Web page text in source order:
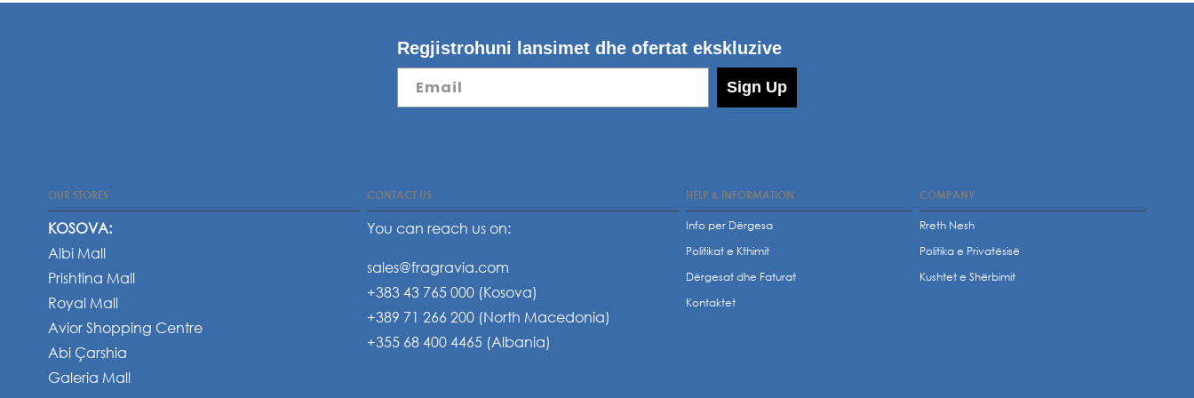
Regjistrohuni lansimet dhe ofertat ekskluzive
Email Sign Up
OUR STORES
KOSOVA:
Albi Mall
Prishtina Mall
Royal Mall
Avior Shopping Centre
Abi Çarshia
Galeria Mall
CONTACT US
You can reach us on:
sales@fragravia.com
+383 43 765 000 (Kosova)
+389 71 266 200 (North Macedonia)
+355 68 400 4465 (Albania)
HELP & INFORMATION
Info per Dërgesa
Politikat e Kthimit
Dërgesat dhe Faturat
Kontaktet
COMPANY
Rreth Nesh
Politika e Privatësisë
Kushtet e Shërbimit